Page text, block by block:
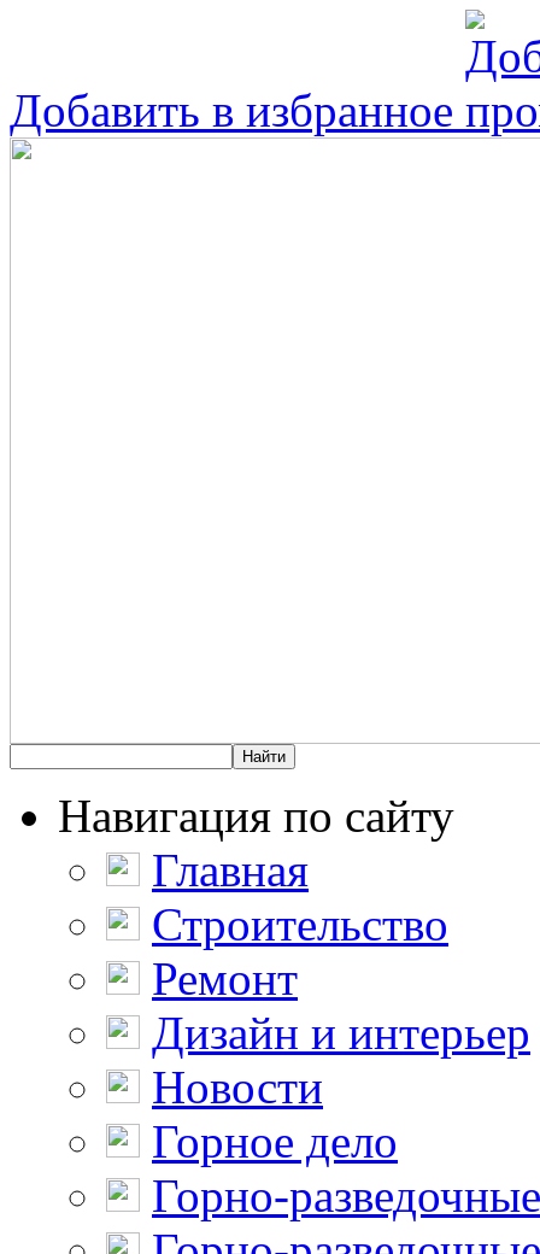
Добавить в избранное
Навигация по сайту
Главная
Строительство
Ремонт
Дизайн и интерьер
Новости
Горное дело
Горно-